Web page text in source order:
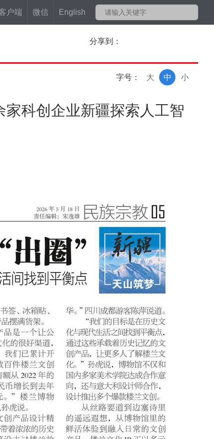
户端 微信 English
分享到：
字号： 小
中
大
家科创企业新疆探索人工智